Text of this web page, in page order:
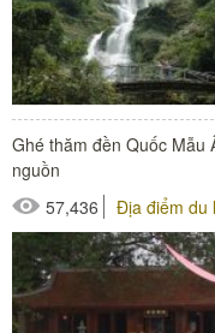
Ghé thăm đền Quốc Mẫu
nguồn
57,436
Địa điểm du